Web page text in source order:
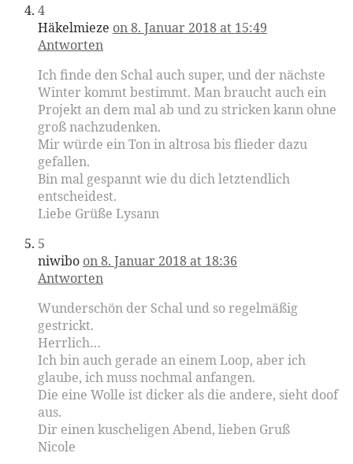
4
Häkelmieze on 8. Januar 2018 at 15:49
Antworten
Ich finde den Schal auch super, und der nächste
Winter kommt bestimmt. Man braucht auch ein
Projekt an dem mal ab und zu stricken kann ohne
groß nachzudenken.
Mir würde ein Ton in altrosa bis flieder dazu
gefallen.
Bin mal gespannt wie du dich letztendlich
entscheidest.
Liebe Grüße Lysann
5
niwibo on 8. Januar 2018 at 18:36
Antworten
Wunderschön der Schal und so regelmäßig
gestrickt.
Herrlich…
Ich bin auch gerade an einem Loop, aber ich
glaube, ich muss nochmal anfangen.
Die eine Wolle ist dicker als die andere, sieht doof
aus.
Dir einen kuscheligen Abend, lieben Gruß
Nicole